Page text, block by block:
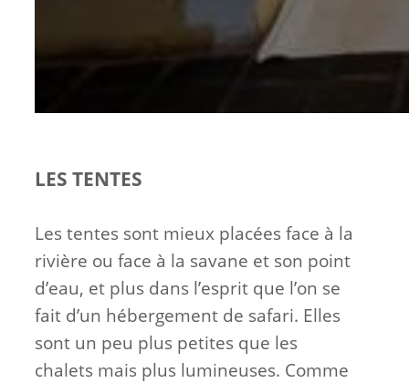
LES TENTES
Les tentes sont mieux placées face à la
rivière ou face à la savane et son point
d’eau, et plus dans l’esprit que l’on se
fait d’un hébergement de safari. Elles
sont un peu plus petites que les
chalets mais plus lumineuses. Comme